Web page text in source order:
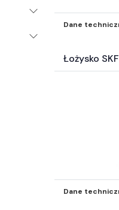
Dane
Łożysko
Dane